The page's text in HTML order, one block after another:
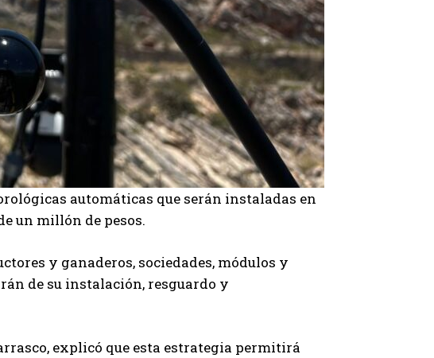
automáticas que serán instaladas en
un millón de pesos.
y ganaderos, sociedades, módulos y
de su instalación, resguardo y
explicó que esta estrategia permitirá